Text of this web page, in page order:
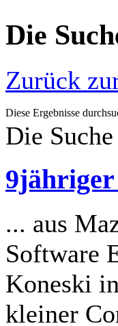
Die
Zurück
Diese Ergebnisse
Die
9jähriger
... aus
Software
Koneski
kleiner